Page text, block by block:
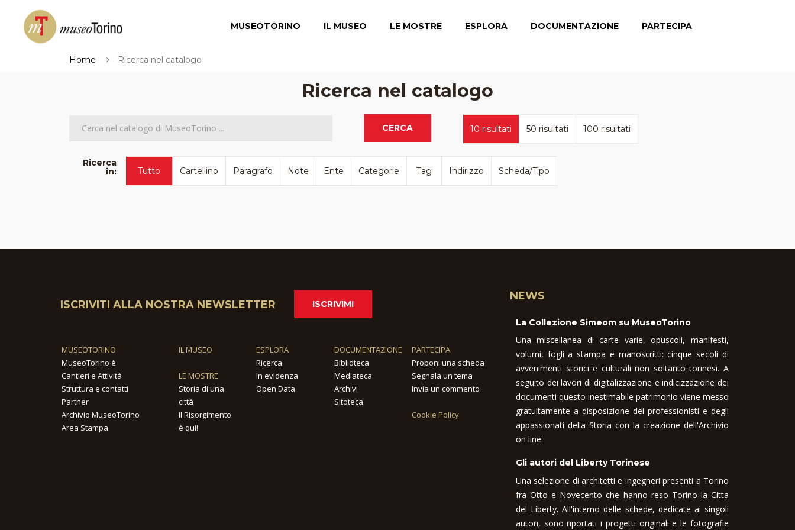
MUSEOTORINO IL MUSEO LE MOSTRE ESPLORA DOCUMENTAZIONE PARTECIPA
Home Ricerca nel catalogo
Ricerca nel catalogo
CERCA 10 risultati 50 risultati 100 risultati
Ricerca
in:
Tutto Cartellino Paragrafo Note Ente Categorie Tag Indirizzo Scheda/Tipo
ISCRIVITI ALLA NOSTRA NEWSLETTER ISCRIVIMI
MUSEOTORINO
MuseoTorino è
Cantieri e Attività
Struttura e contatti
Partner
Archivio MuseoTorino
Area Stampa
IL MUSEO
LE MOSTRE
Storia di una
città
Il Risorgimento
è qui!
ESPLORA
Ricerca
In evidenza
Open Data
DOCUMENTAZIONE
Biblioteca
Mediateca
Archivi
Sitoteca
PARTECIPA
Proponi una scheda
Segnala un tema
Invia un commento
Cookie Policy
NEWS
La Collezione Simeom su MuseoTorino
Una miscellanea di carte varie, opuscoli, manifesti,
volumi, fogli a stampa e manoscritti: cinque secoli di
avvenimenti storici e culturali non soltanto torinesi. A
seguito dei lavori di digitalizzazione e indicizzazione dei
documenti questo inestimabile patrimonio viene messo
gratuitamente a disposizione dei professionisti e degli
appassionati della Storia con la creazione dell'Archivio
on line.
Gli autori del Liberty Torinese
Una selezione di architetti e ingegneri presenti a Torino
fra Otto e Novecento che hanno reso Torino la Citta
del Liberty. All'interno delle schede, dedicate ai singoli
autori, sono riportati i progetti originali e le fotografie